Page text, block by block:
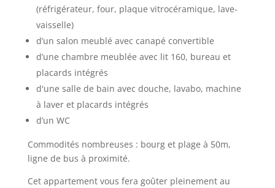
(réfrigérateur, four, plaque vitrocéramique, lave-
vaisselle)
d’un salon meublé avec canapé convertible
d’une chambre meublée avec lit 160, bureau et
placards intégrés
d'une salle de bain avec douche, lavabo, machine
à laver et placards intégrés
d’un WC
Commodités nombreuses : bourg et plage à 50m,
ligne de bus à proximité.
Cet appartement vous fera goûter pleinement au